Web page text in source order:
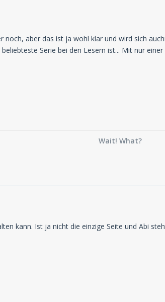
noch, aber das ist ja wohl klar und wird sich
Serie bei den Lesern ist... Mit nur einer
Wait! What?
kann. Ist ja nicht die einzige Seite und Abi